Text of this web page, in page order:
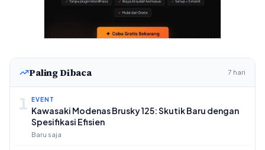
Paling Dibaca 7 hari
1 EVENT
Kawasaki Modenas Brusky 125: Skutik Baru dengan
Spesifikasi Efisien
Baru saja